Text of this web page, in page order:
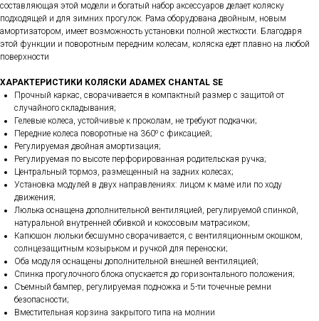
составляющая этой модели и богатый набор аксессуаров делает коляску
подходящей и для зимних прогулок. Рама оборудована двойным, новым
амортизатором, имеет возможность установки полной жесткости. Благодаря
этой функции и поворотным передним колесам, коляска едет плавно на любой
поверхности
ХАРАКТЕРИСТИКИ КОЛЯСКИ ADAMEX CHANTAL SE
Прочный каркас, сворачивается в компактный размер с защитой от
случайного складывания;
Гелевые колеса, устойчивые к проколам, не требуют подкачки;
Передние колеса поворотные на 360⁰ с фиксацией;
Регулируемая двойная амортизация;
Регулируемая по высоте перфорированная родительская ручка;
Центральный тормоз, размещенный на задних колесах;
Установка модулей в двух направлениях: лицом к маме или по ходу
движения;
Люлька оснащена дополнительной вентиляцией, регулируемой спинкой,
натуральной внутренней обивкой и кокосовым матрасиком;
Капюшон люльки бесшумно сворачивается, с вентиляционным окошком,
солнцезащитным козырьком и ручкой для переноски;
Оба модуля оснащены дополнительной внешней вентиляцией;
Спинка прогулочного блока опускается до горизонтального положения;
Съемный бампер, регулируемая подножка и 5-ти точечные ремни
безопасности;
Вместительная корзина закрытого типа на молнии